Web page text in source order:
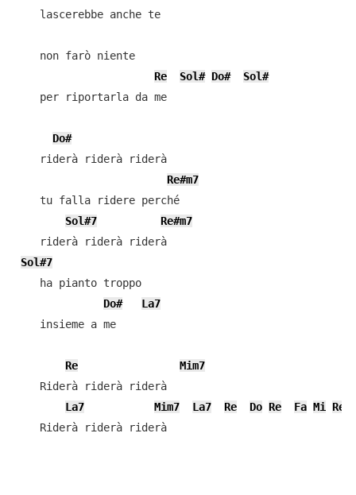
    lascerebbe anche te
    non farò niente
Re
Sol# Do#
Sol#
    per riportarla da me
Do#
    riderà riderà riderà
Re#m7
    tu falla ridere perché
Sol#7
Re#m7
    riderà riderà riderà
Sol#7
    ha pianto troppo
Do#
La7
    insieme a me
Re
Mim7
    Riderà riderà riderà
La7
Mim7 La7 Re Do Re Fa Mi
Re#
    Riderà riderà riderà